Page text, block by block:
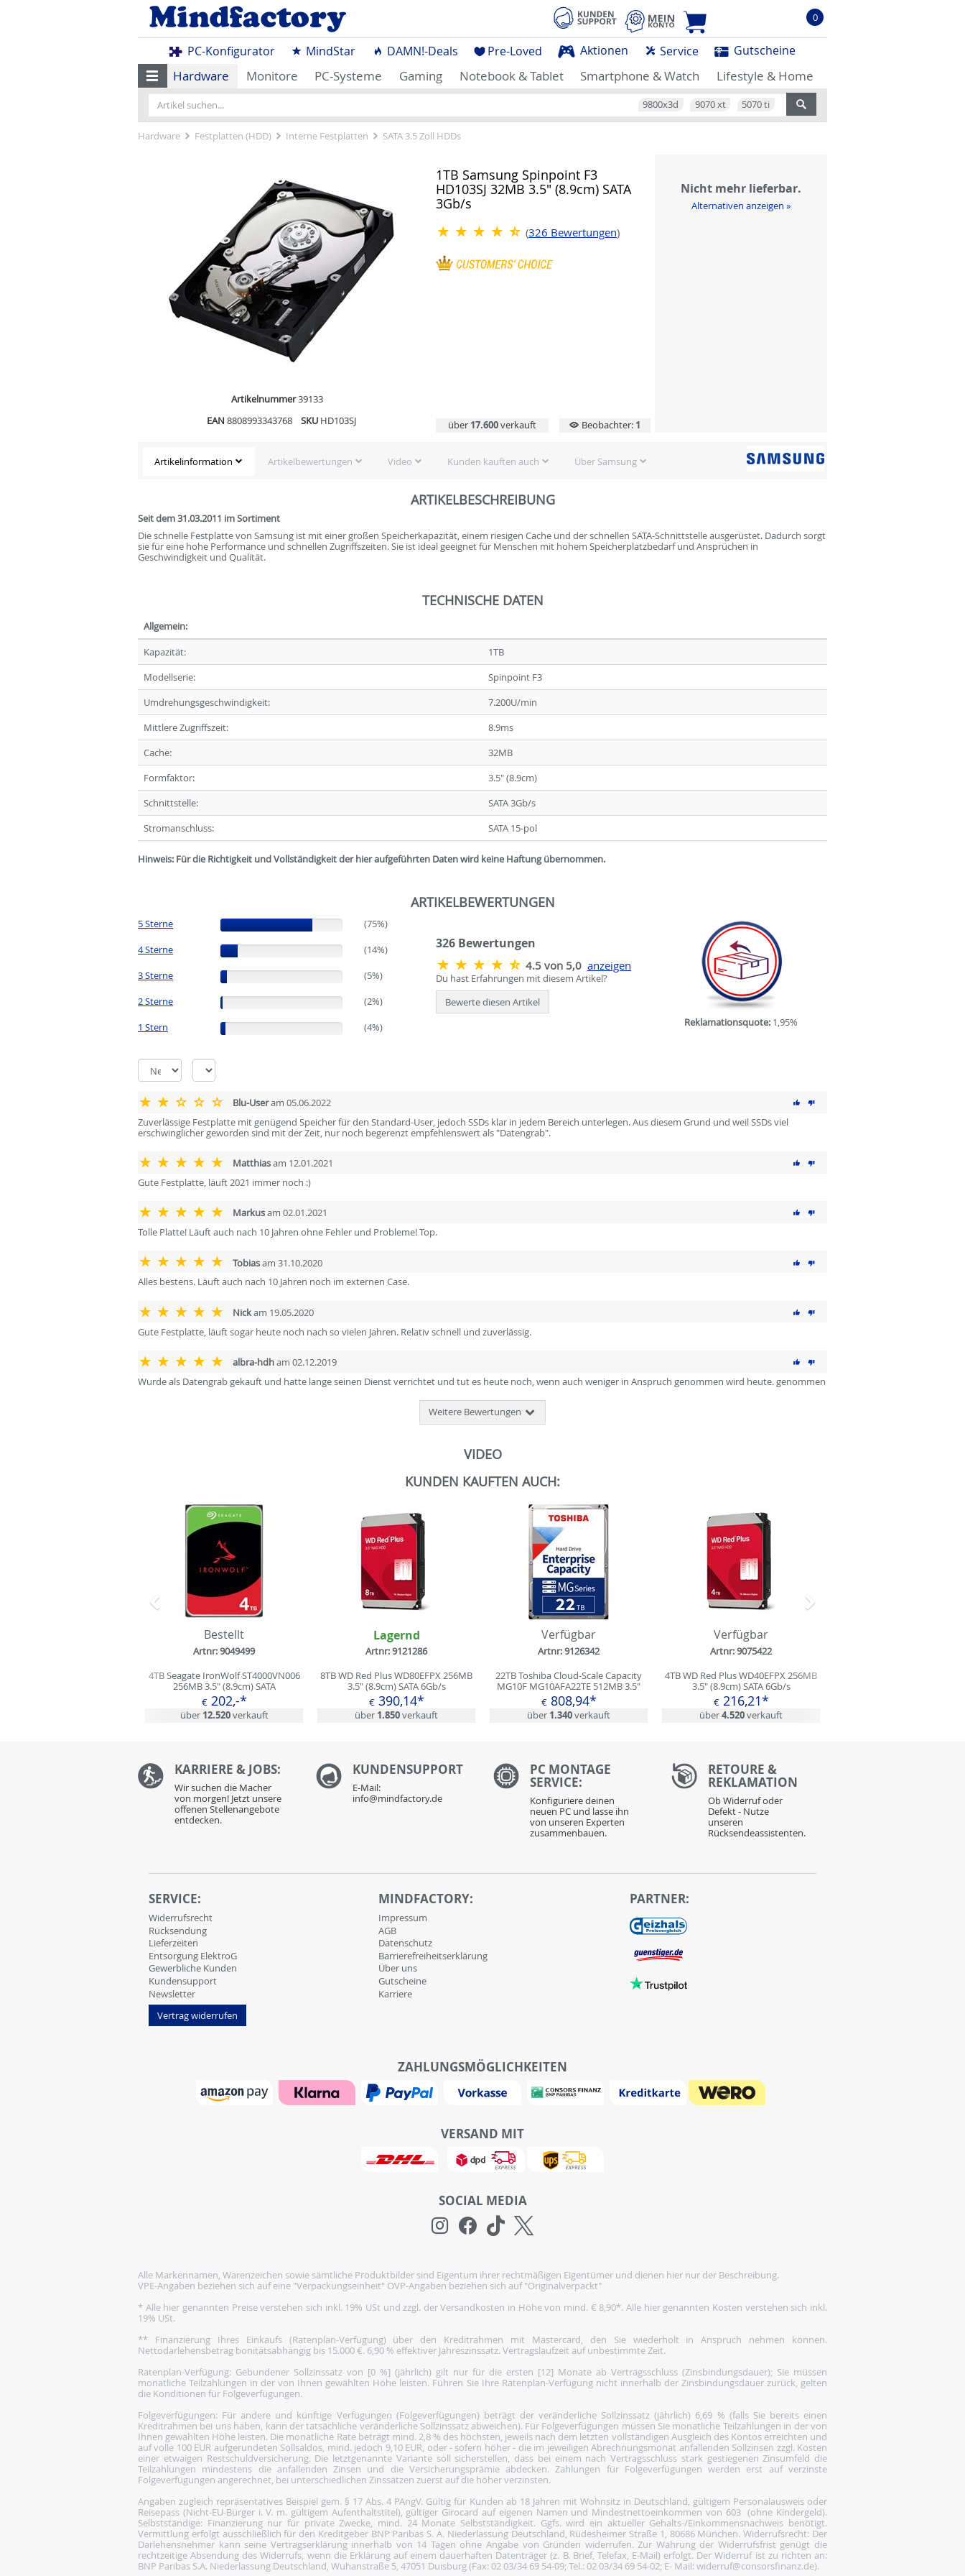
0
PC-Konfigurator MindStar DAMN!-Deals Pre-Loved Aktionen Service Gutscheine
Hardware Monitore PC-Systeme Gaming Notebook & Tablet Smartphone & Watch Lifestyle & Home
9800x3d 9070 xt 5070 ti
Hardware Festplatten (HDD) Interne Festplatten SATA 3.5 Zoll HDDs
Artikelnummer39133
EAN 8808993343768 SKU HD103SJ
1TB Samsung Spinpoint F3
HD103SJ 32MB 3.5" (8.9cm) SATA
3Gb/s
(326 Bewertungen)
über 17.600verkauft Beobachter: 1
Nicht mehr lieferbar.
Alternativen anzeigen »
Artikelinformation Artikelbewertungen Video Kunden kauften auch Über Samsung
ARTIKELBESCHREIBUNG
Seit dem 31.03.2011 im Sortiment
Die schnelle Festplatte von Samsung ist mit einer großen Speicherkapazität, einem riesigen Cache und der schnellen SATA-Schnittstelle ausgerüstet. Dadurch sorgt
sie für eine hohe Performance und schnellen Zugriffszeiten. Sie ist ideal geeignet für Menschen mit hohem Speicherplatzbedarf und Ansprüchen in
Geschwindigkeit und Qualität.
TECHNISCHE DATEN
Allgemein:
Kapazität:
1TB
Modellserie:
Spinpoint F3
Umdrehungsgeschwindigkeit:
7.200U/min
Mittlere Zugriffszeit:
8.9ms
Cache:
32MB
Formfaktor:
3.5" (8.9cm)
Schnittstelle:
SATA 3Gb/s
Stromanschluss:
SATA 15-pol
Hinweis: Für die Richtigkeit und Vollständigkeit der hier aufgeführten Daten wird keine Haftung übernommen.
ARTIKELBEWERTUNGEN
5 Sterne (75%)
(75%)
4 Sterne
(14%)
(14%)
3 Sterne
(5%)
(5%)
2 Sterne
(2%)
(2%)
1 Stern
(4%) (4%)
326 Bewertungen
4.5 von 5,0 anzeigen
Du hast Erfahrungen mit diesem Artikel?
Bewerte diesen Artikel
Reklamationsquote:1,95%
Blu-Useram 05.06.2022
Zuverlässige Festplatte mit genügend Speicher für den Standard-User, jedoch SSDs klar in jedem Bereich unterlegen. Aus diesem Grund und weil SSDs viel
erschwinglicher geworden sind mit der Zeit, nur noch begerenzt empfehlenswert als "Datengrab".
Matthiasam 12.01.2021
Gute Festplatte, läuft 2021 immer noch :)
Markusam 02.01.2021
Tolle Platte! Läuft auch nach 10 Jahren ohne Fehler und Probleme! Top.
Tobiasam 31.10.2020
Alles bestens. Läuft auch nach 10 Jahren noch im externen Case.
Nickam 19.05.2020
Gute Festplatte, läuft sogar heute noch nach so vielen Jahren. Relativ schnell und zuverlässig.
albra-hdham 02.12.2019
Wurde als Datengrab gekauft und hatte lange seinen Dienst verrichtet und tut es heute noch, wenn auch weniger in Anspruch genommen wird heute. genommen
Weitere Bewertungen
VIDEO
KUNDEN KAUFTEN AUCH:
Bestellt
Artnr: 9049499
4TB Seagate IronWolf ST4000VN006
256MB 3.5" (8.9cm) SATA
€202,-*
über 12.520verkauft
Lagernd
Artnr: 9121286
8TB WD Red Plus WD80EFPX 256MB
3.5" (8.9cm) SATA 6Gb/s
€390,14*
über 1.850verkauft
Verfügbar
Artnr: 9126342
22TB Toshiba Cloud-Scale Capacity
MG10F MG10AFA22TE 512MB 3.5"
(8.9cm) SATA 6Gb/s
€808,94*
über 1.340verkauft
Verfügbar
Artnr: 9075422
4TB WD Red Plus WD40EFPX 256MB
3.5" (8.9cm) SATA 6Gb/s
€216,21*
über4.520verkauft
Zurück Nächstes
KARRIERE & JOBS:
Wir suchen die Macher
von morgen! Jetzt unsere
offenen Stellenangebote
entdecken.
KUNDENSUPPORT
E-Mail:
info@mindfactory.de
PC MONTAGE
SERVICE:
Konfiguriere deinen
neuen PC und lasse ihn
von unseren Experten
zusammenbauen.
RETOURE &
REKLAMATION
Ob Widerruf oder
Defekt - Nutze
unseren
Rücksendeassistenten.
SERVICE:
Widerrufsrecht
Rücksendung
Lieferzeiten
Entsorgung ElektroG
Gewerbliche Kunden
Kundensupport
Newsletter
Vertrag widerrufen
MINDFACTORY:
Impressum
AGB
Datenschutz
Barrierefreiheitserklärung
Über uns
Gutscheine
Karriere
PARTNER:
ZAHLUNGSMÖGLICHKEITEN
VERSAND MIT
SOCIAL MEDIA
Alle Markennamen, Warenzeichen sowie sämtliche Produktbilder sind Eigentum ihrer rechtmäßigen Eigentümer und dienen hier nur der Beschreibung.
VPE-Angaben beziehen sich auf eine "Verpackungseinheit" OVP-Angaben beziehen sich auf "Originalverpackt"
* Alle hier genannten Preise verstehen sich inkl. 19% USt und zzgl. der Versandkosten in Höhe von mind. € 8,90*. Alle hier genannten Kosten verstehen sich inkl.
19% USt.
** Finanzierung Ihres Einkaufs (Ratenplan-Verfügung) über den Kreditrahmen mit Mastercard, den Sie wiederholt in Anspruch nehmen können.
Nettodarlehensbetrag bonitätsabhängig bis 15.000 €. 6,90 % effektiver Jahreszinssatz. Vertragslaufzeit auf unbestimmte Zeit.
Ratenplan-Verfügung: Gebundener Sollzinssatz von [0 %] (jährlich) gilt nur für die ersten [12] Monate ab Vertragsschluss (Zinsbindungsdauer); Sie müssen
monatliche Teilzahlungen in der von Ihnen gewählten Höhe leisten. Führen Sie Ihre Ratenplan-Verfügung nicht innerhalb der Zinsbindungsdauer zurück, gelten
die Konditionen für Folgeverfügungen.
Folgeverfügungen: Für andere und künftige Verfügungen (Folgeverfügungen) beträgt der veränderliche Sollzinssatz (jährlich) 6,69 % (falls Sie bereits einen
Kreditrahmen bei uns haben, kann der tatsächliche veränderliche Sollzinssatz abweichen). Für Folgeverfügungen müssen Sie monatliche Teilzahlungen in der von
Ihnen gewählten Höhe leisten. Die monatliche Rate beträgt mind. 2,8 % des höchsten, jeweils nach dem letzten vollständigen Ausgleich des Kontos erreichten und
auf volle 100 EUR aufgerundeten Sollsaldos, mind. jedoch 9,10 EUR, oder - sofern höher - die im jeweiligen Abrechnungsmonat anfallenden Sollzinsen zzgl. Kosten
einer etwaigen Restschuldversicherung. Die letztgenannte Variante soll sicherstellen, dass bei einem nach Vertragsschluss stark gestiegenen Zinsumfeld die
Teilzahlungen mindestens die anfallenden Zinsen und die Versicherungsprämie abdecken. Zahlungen für Folgeverfügungen werden erst auf verzinste
Folgeverfügungen angerechnet, bei unterschiedlichen Zinssätzen zuerst auf die höher verzinsten.
Angaben zugleich repräsentatives Beispiel gem. § 17 Abs. 4 PAngV. Gültig für Kunden ab 18 Jahren mit Wohnsitz in Deutschland, gültigem Personalausweis oder
Reisepass (Nicht-EU-Bürger i. V. m. gültigem Aufenthaltstitel), gültiger Girocard auf eigenen Namen und Mindestnettoeinkommen von 603  (ohne Kindergeld).
Selbstständige: Finanzierung nur für private Zwecke, mind. 24 Monate Selbstständigkeit. Ggfs. wird ein aktueller Gehalts-/Einkommensnachweis benötigt.
Vermittlung erfolgt ausschließlich für den Kreditgeber BNP Paribas S. A. Niederlassung Deutschland, Rüdesheimer Straße 1, 80686 München. Widerrufsrecht: Der
Darlehensnehmer kann seine Vertragserklärung innerhalb von 14 Tagen ohne Angabe von Gründen widerrufen. Zur Wahrung der Widerrufsfrist genügt die
rechtzeitige Absendung des Widerrufs, wenn die Erklärung auf einem dauerhaften Datenträger (z. B. Brief, Telefax, E-Mail) erfolgt. Der Widerruf ist zu richten an:
BNP Paribas S.A. Niederlassung Deutschland, Wuhanstraße 5, 47051 Duisburg (Fax: 02 03/34 69 54-09; Tel.: 02 03/34 69 54-02; E- Mail: widerruf@consorsfinanz.de).